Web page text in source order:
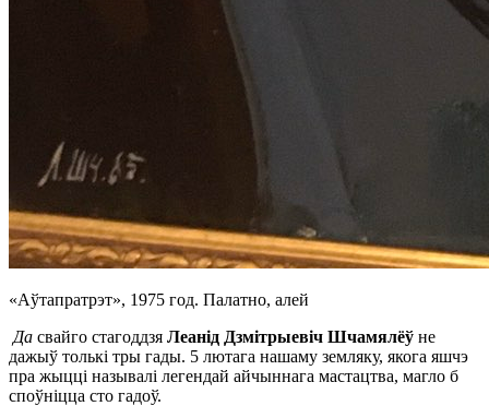
«Аўтапратрэт», 1975 год. Палатно, алей
Да свайго стагоддзя Леанід Дзмітрыевіч Шчамялёў не
дажыў толькі тры гады. 5 лютага нашаму земляку, якога яшчэ
пра жыцці называлі легендай айчыннага мастацтва, магло б
споўніцца сто гадоў.